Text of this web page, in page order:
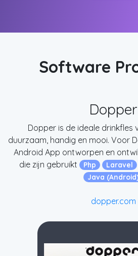
Software
Dopper
Dopper is de ideale drinkfles
duurzaam, handig en mooi. Voor
Android App ontworpen en
die zijn gebruikt
Php Laravel
Java
dopper.com